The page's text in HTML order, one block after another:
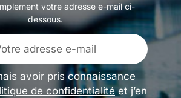
votre adresse e-mail ci-
dessous.
avoir pris connaissance
de confidentialitéet j’en